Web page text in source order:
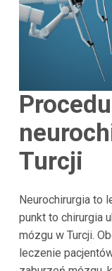
Turcji
Neurochirurgia to
punkt to chirurgia
mózgu w Turcji.
leczenie